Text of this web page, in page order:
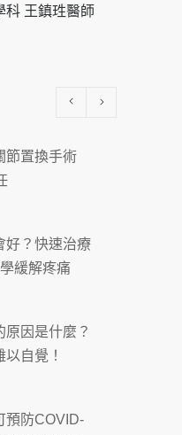
科 王鎮珄醫師
男靠「這習
救命
例中暑病例：
回顧發展歷程與
衛戰：健康好禮
節置換手術
好？快速治療
緩解疼痛
因是什麼？
自覺！
預防COVID-